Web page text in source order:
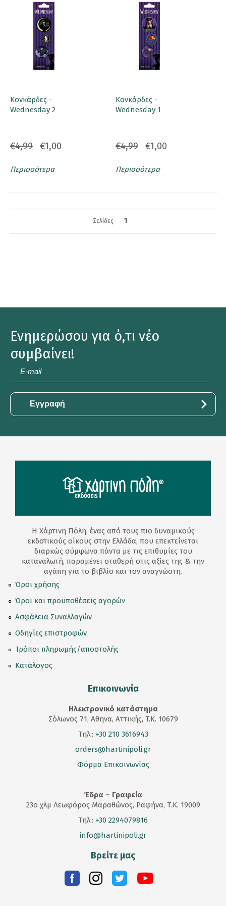
Κονκάρδες -
Wednesday 2
€4,99 €1,00
Περισσότερα
Κονκάρδες -
Wednesday 1
€4,99 €1,00
Περισσότερα
Σελίδες 1
Ενημερώσου για ό,τι νέο
συμβαίνει!
Η Χάρτινη Πόλη, ένας από τους πιο δυναμικούς
εκδοτικούς οίκους στην Ελλάδα, που επεκτείνεται
διαρκώς σύμφωνα πάντα με τις επιθυμίες του
καταναλωτή, παραμένει σταθερή στις αξίες της & την
αγάπη για το βιβλίο και τον αναγνώστη.
Όροι χρήσης
Όροι και προϋποθέσεις αγορών
Ασφάλεια Συναλλαγών
Οδηγίες επιστροφών
Τρόποι πληρωμής/αποστολής
Κατάλογος
Επικοινωνία
Ηλεκτρονικό κατάστημα
Σόλωνος 71, Αθηνα, Αττικής, T.K. 10679
Τηλ.: +30 210 3616943
orders@hartinipoli.gr
Φόρμα Επικοινωνίας
Έδρα – Γραφεία
23ο χλμ Λεωφόρος Μαραθώνος, Ραφήνα, Τ.Κ. 19009
Τηλ.: +30 2294079816
info@hartinipoli.gr
Βρείτε μας